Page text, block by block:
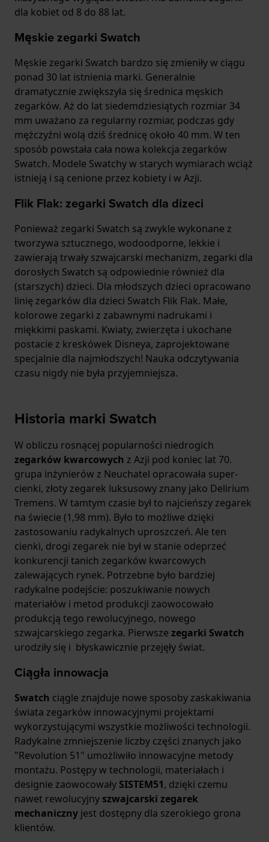
dla kobiet od 8 do 88 lat.
Męskie zegarki Swatch
Męskie zegarki Swatch bardzo się zmieniły w ciągu
ponad 30 lat istnienia marki. Generalnie
dramatycznie zwiększyła się średnica męskich
zegarków. Aż do lat siedemdziesiątych rozmiar 34
mm uważano za regularny rozmiar, podczas gdy
mężczyźni wolą dziś średnicę około 40 mm. W ten
sposób powstała cała nowa kolekcja zegarków
Swatch. Modele Swatchy w starych wymiarach wciąż
istnieją i są cenione przez kobiety i w Azji.
Flik Flak: zegarki Swatch dla dizeci
Ponieważ zegarki Swatch są zwykle wykonane z
tworzywa sztucznego, wodoodporne, lekkie i
zawierają trwały szwajcarski mechanizm, zegarki dla
dorosłych Swatch są odpowiednie również dla
(starszych) dzieci. Dla młodszych dzieci opracowano
linię zegarków dla dzieci Swatch Flik Flak. Małe,
kolorowe zegarki z zabawnymi nadrukami i
miękkimi paskami. Kwiaty, zwierzęta i ukochane
postacie z kreskówek Disneya, zaprojektowane
specjalnie dla najmłodszych! Nauka odczytywania
czasu nigdy nie była przyjemniejsza.
Historia marki Swatch
W obliczu rosnącej popularności niedrogich
zegarków kwarcowych z Azji pod koniec lat 70.
grupa inżynierów z Neuchatel opracowała super-
cienki, złoty zegarek luksusowy znany jako Delirium
Tremens. W tamtym czasie był to najcieńszy zegarek
na świecie (1,98 mm). Było to możliwe dzięki
zastosowaniu radykalnych uproszczeń. Ale ten
cienki, drogi zegarek nie był w stanie odeprzeć
konkurencji tanich zegarków kwarcowych
zalewających rynek. Potrzebne było bardziej
radykalne podejście: poszukiwanie nowych
materiałów i metod produkcji zaowocowało
produkcją tego rewolucyjnego, nowego
szwajcarskiego zegarka. Pierwsze zegarki Swatch
urodziły się i błyskawicznie przejęły świat.
Ciągła innowacja
Swatch ciągle znajduje nowe sposoby zaskakiwania
świata zegarków innowacyjnymi projektami
wykorzystującymi wszystkie możliwości technologii.
Radykalne zmniejszenie liczby części znanych jako
"Revolution 51" umożliwiło innowacyjne metody
montażu. Postępy w technologii, materiałach i
designie zaowocowały SISTEM51, dzięki czemu
nawet rewolucyjny szwajcarski zegarek
mechaniczny jest dostępny dla szerokiego grona
klientów.